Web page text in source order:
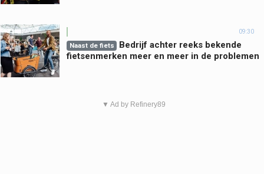
09:30
Naast de fiets
Bedrijf achter reeks bekende
fietsenmerken meer en meer in de problemen
▼ Ad by Refinery89